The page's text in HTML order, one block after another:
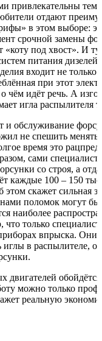
привлекательны
отдают
в этом выборе:
срочной замены
«коту под хвост». И
питания
входит не только
при этот
чём идёт речь. А
игла распылителя
и обслуживание
не спешить
время это
сами
со строя, а
каждые 100 – 150
этом скажет сильная
поломок могут
наиболее
что только
впрыска. Они
в распылителе,
можно только
реальную